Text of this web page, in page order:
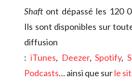
Shaftont dépassé les 120
Ils sont disponibles sur
diffusion
: iTunes, Deezer,Spotify,
Podcasts… ainsi que surle